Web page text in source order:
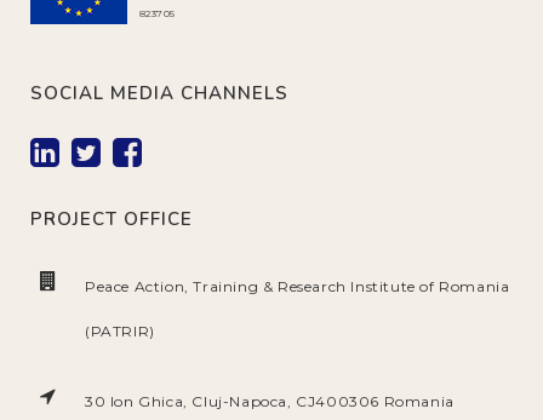
823705
SOCIAL MEDIA CHANNELS
PROJECT OFFICE
Peace Action, Training & Research Institute of Romania
(PATRIR)
30 Ion Ghica, Cluj-Napoca, CJ400306 Romania